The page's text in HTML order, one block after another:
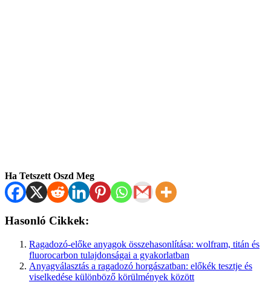
Ha Tetszett Oszd Meg
Hasonló Cikkek:
Ragadozó-előke anyagok összehasonlítása: wolfram, titán és
fluorocarbon tulajdonságai a gyakorlatban
Anyagválasztás a ragadozó horgászatban: előkék tesztje és
viselkedése különböző körülmények között